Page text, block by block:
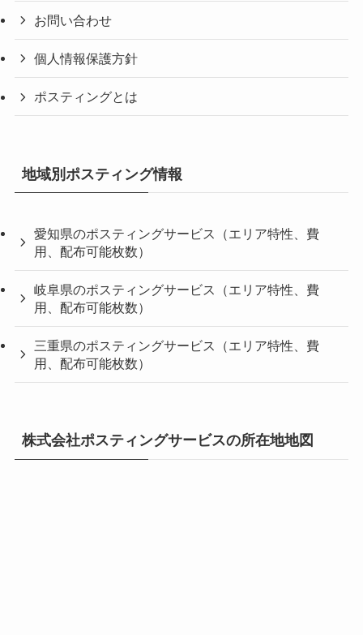
お問い合わせ
個人情報保護方針
ポスティングとは
地域別ポスティング情報
愛知県のポスティングサービス（エリア特性、費
用、配布可能枚数）
岐阜県のポスティングサービス（エリア特性、費
用、配布可能枚数）
三重県のポスティングサービス（エリア特性、費
用、配布可能枚数）
株式会社ポスティングサービスの所在地地図